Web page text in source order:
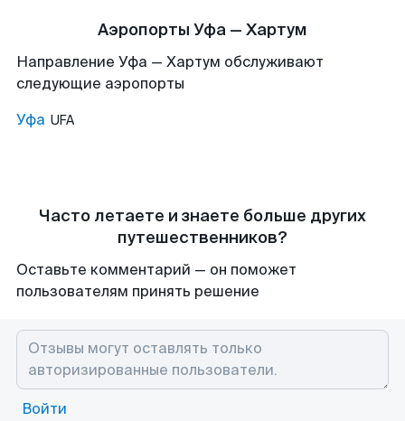
Аэропорты Уфа — Хартум
Направление Уфа — Хартум обслуживают
следующие аэропорты
Уфа UFA
Часто летаете и знаете больше других
путешественников?
Оставьте комментарий — он поможет
пользователям принять решение
Войти